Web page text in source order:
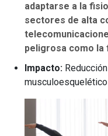
adaptarse a la
sectores de alta
peligrosa como la
Impacto: